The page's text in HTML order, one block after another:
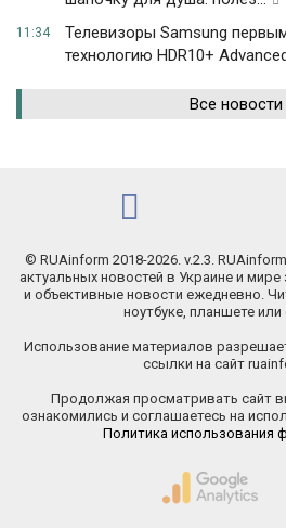
11:34
Телевизоры Samsung
технологию HDR10+
Все новости
© RUAinform 2018-2026. v.2.3.
актуальных новостей в Украине и
и объективные новости ежедневно.
ноутбуке, планшете
Использование материалов
ссылки на сайт
Продолжая просматривать сайт
ознакомились и соглашаетесь на
Политика использования